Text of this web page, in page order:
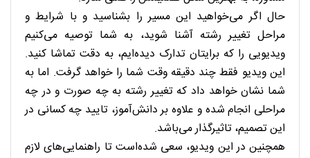
حال اگر می‌خواهید این مسیر را بشناسید و با شرایط و
مراحل تغییر رشته‌ آشنا شوید، به شما توصیه می‌کنیم
ویدیویی را که برایتان تدارک دیده‌ایم، به دقت تماشا کنید.
این ویدیو فقط چند دقیقه وقت شما را خواهد گرفت. اما به
شما نشان خواهد داد که تغییر رشته به چه صورت و در چه
مراحلی انجام شده و علاوه بر دانش‌آموز، تایید چه کسانی در
این تصمیم، تاثیرگذار می‌باشد.
همچنین در این ویدیو، سعی شده‌است تا راهنمایی‌های لازم